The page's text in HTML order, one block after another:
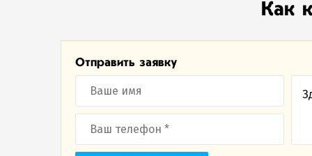
Как
Отправить заявку